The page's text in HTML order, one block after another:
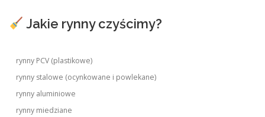
Jakie rynny czyścimy?
rynny PCV (plastikowe)
rynny stalowe (ocynkowane i powlekane)
rynny aluminiowe
rynny miedziane